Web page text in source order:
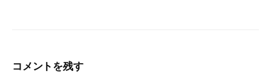
コメントを残す